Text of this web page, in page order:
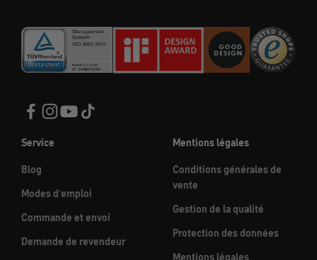
Service
Blog
Modes d'emploi
Commande et envoi
Demande de revendeur
Mentions légales
Conditions générales de
vente
Gestion de la qualité
Protection des données